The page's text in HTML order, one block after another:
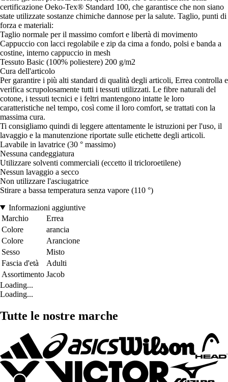
certificazione Oeko-Tex® Standard 100, che garantisce che non siano
state utilizzate sostanze chimiche dannose per la salute. Taglio, punti di
forza e materiali:
Taglio normale per il massimo comfort e libertà di movimento
Cappuccio con lacci regolabile e zip da cima a fondo, polsi e banda a
costine, interno cappuccio in mesh
Tessuto Basic (100% poliestere) 200 g/m2
Cura dell'articolo
Per garantire i più alti standard di qualità degli articoli, Errea controlla e
verifica scrupolosamente tutti i tessuti utilizzati. Le fibre naturali del
cotone, i tessuti tecnici e i feltri mantengono intatte le loro
caratteristiche nel tempo, così come il loro comfort, se trattati con la
massima cura.
Ti consigliamo quindi di leggere attentamente le istruzioni per l'uso, il
lavaggio e la manutenzione riportate sulle etichette degli articoli.
Lavabile in lavatrice (30 ° massimo)
Nessuna candeggiatura
Utilizzare solventi commerciali (eccetto il tricloroetilene)
Nessun lavaggio a secco
Non utilizzare l'asciugatrice
Stirare a bassa temperatura senza vapore (110 °)
Informazioni aggiuntive
Marchio
Errea
Colore
arancia
Colore
Arancione
Sesso
Misto
Fascia d'età
Adulti
Assortimento Jacob
Loading...
Loading...
Tutte le nostre marche